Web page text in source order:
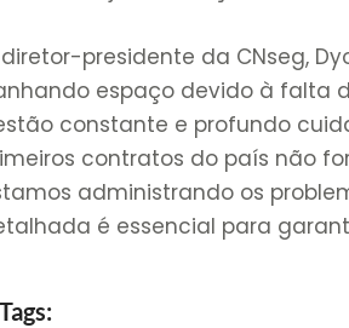
presidente da CNseg,
espaço devido à falta
constante e profundo
contratos do país não
administrando os
é essencial para
Tags: